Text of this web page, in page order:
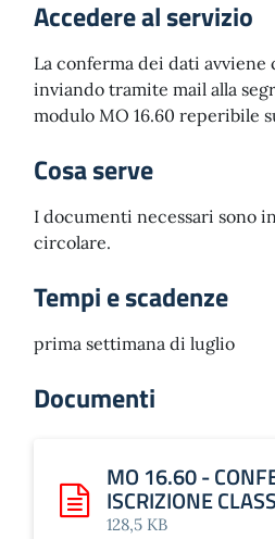
Accedere al servizio
La conferma dei dati avviene
inviando tramite mail alla
modulo MO 16.60 reperibile
Cosa serve
I documenti necessari sono
circolare.
Tempi e scadenze
prima settimana di luglio
Documenti
Scarica: MO 16.60 -
MO 16.60 -
ISCRIZIONE
128,5 KB